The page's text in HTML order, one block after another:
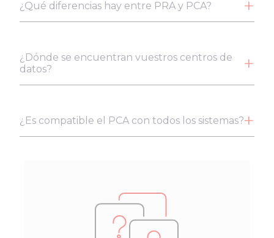
¿Qué diferencias hay entre PRA y PCA?
¿Dónde se encuentran vuestros centros de
datos?
¿Es compatible el PCA con todos los sistemas?